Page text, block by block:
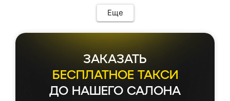
Еще
ЗАКАЗАТЬ
БЕСПЛАТНОЕ ТАКСИ
ДО НАШЕГО САЛОНА